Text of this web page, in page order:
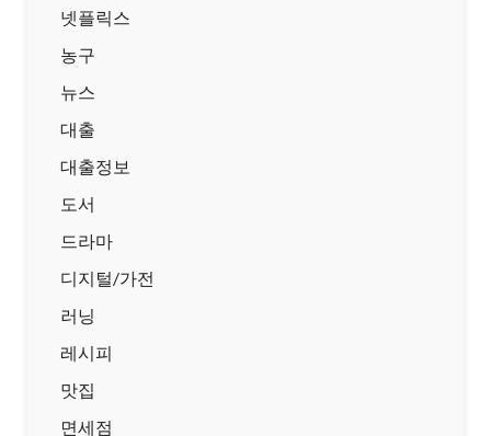
넷플릭스
농구
뉴스
대출
대출정보
도서
드라마
디지털/가전
러닝
레시피
맛집
면세점